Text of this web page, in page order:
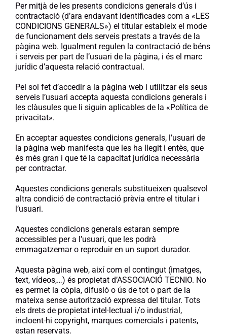
Per mitjà de les presents condicions generals d’ús i
contractació (d’ara endavant identificades com a «LES
CONDICIONS GENERALS») el titular estableix el mode
de funcionament dels serveis prestats a través de la
pàgina web. Igualment regulen la contractació de béns
i serveis per part de l’usuari de la pàgina, i és el marc
jurídic d’aquesta relació contractual.
Pel sol fet d’accedir a la pàgina web i utilitzar els seus
serveis l’usuari accepta aquesta condicions generals i
les clàusules que li siguin aplicables de la «Política de
privacitat».
En acceptar aquestes condicions generals, l’usuari de
la pàgina web manifesta que les ha llegit i entès, que
és més gran i que té la capacitat jurídica necessària
per contractar.
Aquestes condicions generals substitueixen qualsevol
altra condició de contractació prèvia entre el titular i
l’usuari.
Aquestes condicions generals estaran sempre
accessibles per a l’usuari, que les podrà
emmagatzemar o reproduir en un suport durador.
Aquesta pàgina web, així com el contingut (imatges,
text, vídeos,…) és propietat d’ASSOCIACIÓ TECNIO. No
es permet la còpia, difusió o ús de tot o part de la
mateixa sense autorització expressa del titular. Tots
els drets de propietat intel·lectual i/o industrial,
incloent-hi copyright, marques comercials i patents,
estan reservats.